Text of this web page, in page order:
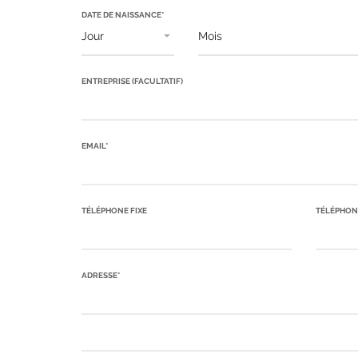
DATE DE NAISSANCE*
ENTREPRISE(FACULTATIF)
EMAIL*
TÉLÉPHONE FIXE
ADRESSE*